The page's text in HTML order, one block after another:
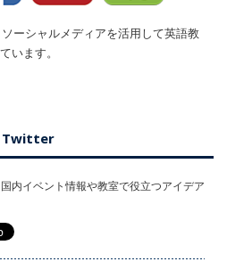
ーシャルメディアを活用して英語教
います。
Twitter
内イベント情報や教室で役立つアイデア